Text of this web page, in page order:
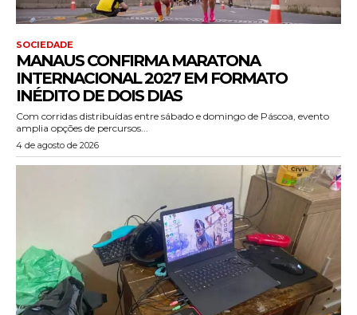
SOCIEDADE
MANAUS CONFIRMA MARATONA
INTERNACIONAL 2027 EM FORMATO
INÉDITO DE DOIS DIAS
Com corridas distribuídas entre sábado e domingo de Páscoa, evento
amplia opções de percursos...
4 de agosto de 2026